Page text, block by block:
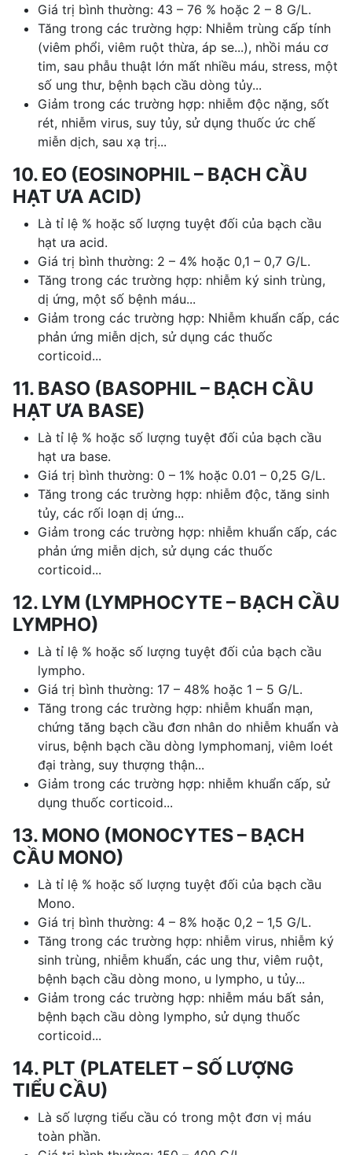
Giá trị bình thường: 43 – 76 % hoặc 2 – 8 G/L.
Tăng trong các trường hợp: Nhiễm trùng cấp tính
(viêm phổi, viêm ruột thừa, áp se...), nhồi máu cơ
tim, sau phẫu thuật lớn mất nhiều máu, stress, một
số ung thư, bệnh bạch cầu dòng tủy...
Giảm trong các trường hợp: nhiễm độc nặng, sốt
rét, nhiễm virus, suy tủy, sử dụng thuốc ức chế
miễn dịch, sau xạ trị...
10. EO (EOSINOPHIL – BẠCH CẦU
HẠT ƯA ACID)
Là tỉ lệ % hoặc số lượng tuyệt đối của bạch cầu
hạt ưa acid.
Giá trị bình thường: 2 – 4% hoặc 0,1 – 0,7 G/L.
Tăng trong các trường hợp: nhiễm ký sinh trùng,
dị ứng, một số bệnh máu...
Giảm trong các trường hợp: Nhiễm khuẩn cấp, các
phản ứng miễn dịch, sử dụng các thuốc
corticoid...
11. BASO (BASOPHIL – BẠCH CẦU
HẠT ƯA BASE)
Là tỉ lệ % hoặc số lượng tuyệt đối của bạch cầu
hạt ưa base.
Giá trị bình thường: 0 – 1% hoặc 0.01 – 0,25 G/L.
Tăng trong các trường hợp: nhiễm độc, tăng sinh
tủy, các rối loạn dị ứng...
Giảm trong các trường hợp: nhiễm khuẩn cấp, các
phản ứng miễn dịch, sử dụng các thuốc
corticoid...
12. LYM (LYMPHOCYTE – BẠCH CẦU
LYMPHO)
Là tỉ lệ % hoặc số lượng tuyệt đối của bạch cầu
lympho.
Giá trị bình thường: 17 – 48% hoặc 1 – 5 G/L.
Tăng trong các trường hợp: nhiễm khuẩn mạn,
chứng tăng bạch cầu đơn nhân do nhiễm khuẩn và
virus, bệnh bạch cầu dòng lymphomanj, viêm loét
đại tràng, suy thượng thận...
Giảm trong các trường hợp: nhiễm khuẩn cấp, sử
dụng thuốc corticoid...
13. MONO (MONOCYTES – BẠCH
CẦU MONO)
Là tỉ lệ % hoặc số lượng tuyệt đối của bạch cầu
Mono.
Giá trị bình thường: 4 – 8% hoặc 0,2 – 1,5 G/L.
Tăng trong các trường hợp: nhiễm virus, nhiễm ký
sinh trùng, nhiễm khuẩn, các ung thư, viêm ruột,
bệnh bạch cầu dòng mono, u lympho, u tủy...
Giảm trong các trường hợp: nhiễm máu bất sản,
bệnh bạch cầu dòng lympho, sử dụng thuốc
corticoid...
14. PLT (PLATELET – SỐ LƯỢNG
TIỂU CẦU)
Là số lượng tiểu cầu có trong một đơn vị máu
toàn phần.